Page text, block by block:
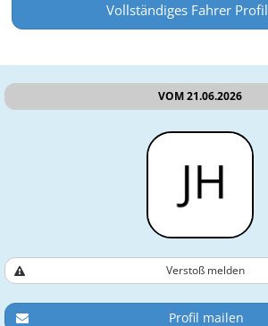
Vollständiges Fahrer Profil
VOM 21.06.2026
Verstoß melden
Profil mailen